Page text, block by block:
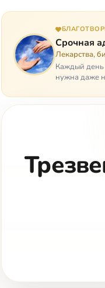
Срочная
Лекарства,
Каждый день
нужна даже